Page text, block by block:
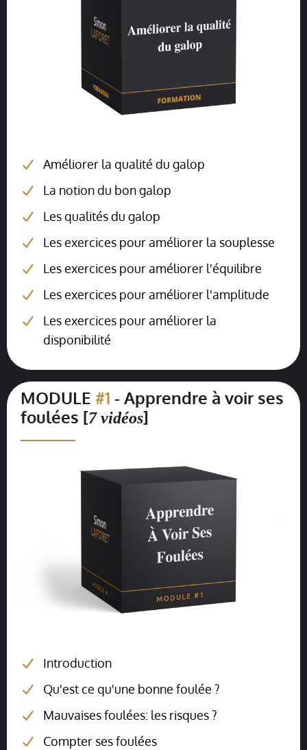
Améliorer la qualité du galop
La notion du bon galop
Les qualités du galop
Les exercices pour améliorer la souplesse
Les exercices pour améliorer l'équilibre
Les exercices pour améliorer l'amplitude
Les exercices pour améliorer la
disponibilité
MODULE #1 - Apprendre à voir ses
foulées [7 vidéos]
Introduction
Qu'est ce qu'une bonne foulée ?
Mauvaises foulées: les risques ?
Compter ses foulées